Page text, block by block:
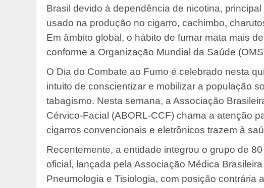
Brasil devido à dependência de nicotina,
usado na produção no cigarro, cachimbo,
Em âmbito global, o hábito de fumar mata mais
conforme a Organização Mundial da Saúde
O Dia do Combate ao Fumo é celebrado nesta
intuito de conscientizar e mobilizar a população
tabagismo. Nesta semana, a Associação
Cérvico-Facial (ABORL-CCF) chama a atenção
cigarros convencionais e eletrônicos trazem à
Recentemente, a entidade integrou o grupo de
oficial, lançada pela Associação Médica
Pneumologia e Tisiologia, com posição contrária